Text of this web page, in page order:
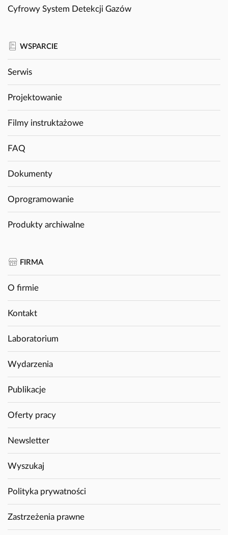
Cyfrowy System Detekcji Gazów
WSPARCIE
Serwis
Projektowanie
Filmy instruktażowe
FAQ
Dokumenty
Oprogramowanie
Produkty archiwalne
FIRMA
O firmie
Kontakt
Laboratorium
Wydarzenia
Publikacje
Oferty pracy
Newsletter
Wyszukaj
Polityka prywatności
Zastrzeżenia prawne